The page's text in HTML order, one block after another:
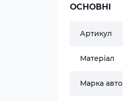
ОСНОВНІ
Артикул
Матеріал
Марка авто